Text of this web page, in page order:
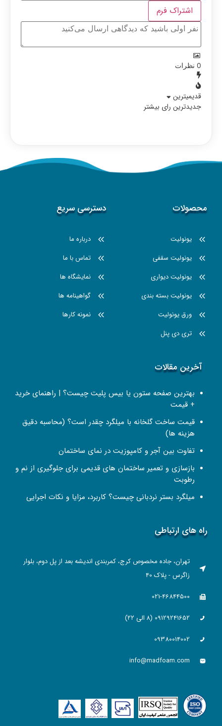
0 نظرات
قدیمیترین
جدیدترین رای بیشتر
محصولات
یونولیت
یونولیت سقفی
یونولیت دیواری
یونولیت بسته بندی
ورق یونولیت
تری دی پنل
دسترسی سریع
درباره ما
تماس با ما
نمایشگاه ها
گواهینامه ها
نمونه کارها
آخرین مقالات
بهترین صفحه ستون یا بیس پلیت چیست؟ | راهنمای خرید
+ قیمت
قیمت ساخت گلخانه با میلگرد چقدر است؟ (محاسبه دقیق
هزینه ها)
تفاوت بین آجر و کامپوزیت در نمای ساختمان
بازسازی و تعمیر ساختمان‌ های قدیمی برای جلوگیری از نم و
رطوبت
میلگرد بستر نردبانی چیست؟ کاربرد، مزایا و نکات اجرایی
راه های ارتباطی
تهران، جاده مخصوص کرج، کمربندی اندیشه بعد از پل دوم، بلوار
زاگرس - پلاک 40
021-46844500
09129241652 (۸ الی ۲۲)
09380014002
info@madfoam.com